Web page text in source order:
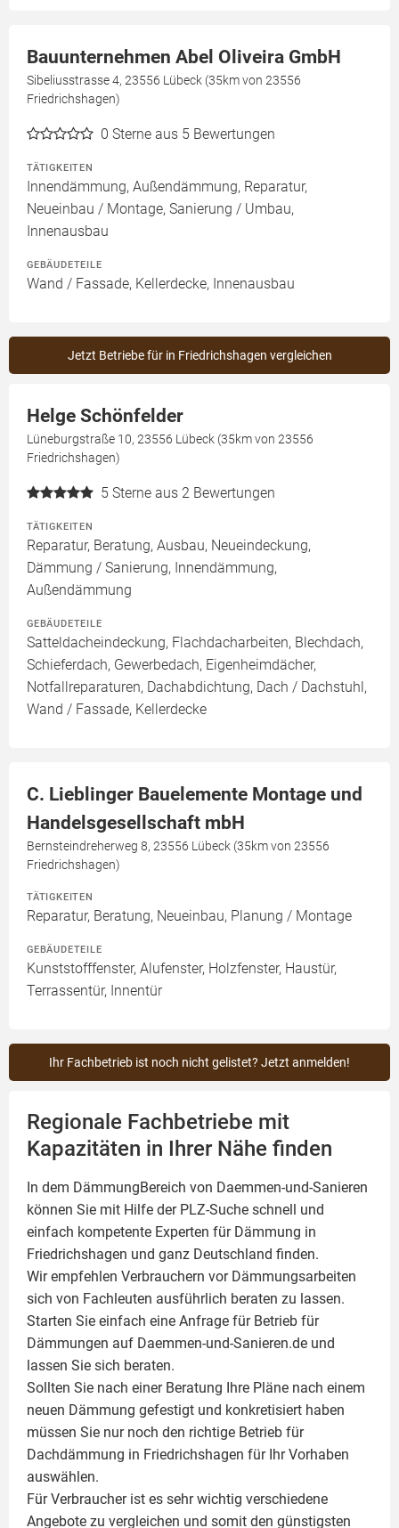
Bauunternehmen Abel Oliveira GmbH
Sibeliusstrasse 4, 23556 Lübeck (35km von 23556
Friedrichshagen)
0 Sterne aus 5 Bewertungen
TÄTIGKEITEN
Innendämmung, Außendämmung, Reparatur,
Neueinbau / Montage, Sanierung / Umbau,
Innenausbau
GEBÄUDETEILE
Wand / Fassade, Kellerdecke, Innenausbau
Jetzt Betriebe für in Friedrichshagen vergleichen
Helge Schönfelder
Lüneburgstraße 10, 23556 Lübeck (35km von 23556
Friedrichshagen)
5 Sterne aus 2 Bewertungen
TÄTIGKEITEN
Reparatur, Beratung, Ausbau, Neueindeckung,
Dämmung / Sanierung, Innendämmung,
Außendämmung
GEBÄUDETEILE
Satteldacheindeckung, Flachdacharbeiten, Blechdach,
Schieferdach, Gewerbedach, Eigenheimdächer,
Notfallreparaturen, Dachabdichtung, Dach / Dachstuhl,
Wand / Fassade, Kellerdecke
C. Lieblinger Bauelemente Montage und
Handelsgesellschaft mbH
Bernsteindreherweg 8, 23556 Lübeck (35km von 23556
Friedrichshagen)
TÄTIGKEITEN
Reparatur, Beratung, Neueinbau, Planung / Montage
GEBÄUDETEILE
Kunststofffenster, Alufenster, Holzfenster, Haustür,
Terrassentür, Innentür
Ihr Fachbetrieb ist noch nicht gelistet? Jetzt anmelden!
Regionale Fachbetriebe mit
Kapazitäten in Ihrer Nähe finden
In dem DämmungBereich von Daemmen-und-Sanieren
können Sie mit Hilfe der PLZ-Suche schnell und
einfach kompetente Experten für Dämmung in
Friedrichshagen und ganz Deutschland finden.
Wir empfehlen Verbrauchern vor Dämmungsarbeiten
sich von Fachleuten ausführlich beraten zu lassen.
Starten Sie einfach eine Anfrage für Betrieb für
Dämmungen auf Daemmen-und-Sanieren.de und
lassen Sie sich beraten.
Sollten Sie nach einer Beratung Ihre Pläne nach einem
neuen Dämmung gefestigt und konkretisiert haben
müssen Sie nur noch den richtige Betrieb für
Dachdämmung in Friedrichshagen für Ihr Vorhaben
auswählen.
Für Verbraucher ist es sehr wichtig verschiedene
Angebote zu vergleichen und somit den günstigsten